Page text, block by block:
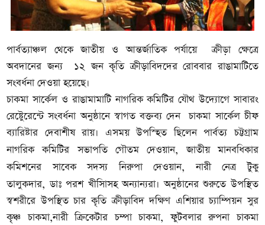
পার্বত্যাঞ্চল থেকে জাতীয় ও আন্তর্জাতিক পর্যায়ে ক্রীড়া ক্ষেত্রে
অবদানের জন্য ১২ জন কৃতি ক্রীড়াবিদদের রোববার রাঙামাটিতে
সংবর্ধনা দেওয়া হয়েছে।
চাকমা সার্কেল ও রাঙামামাটি নাগরিক কমিটির যৌথ উদ্যোগে সাবারং
রেষ্টুেরেন্টে সংবর্ধনা অনুষ্ঠানে স্বাগত বক্তব্য দেন চাকমা সার্কেল চীফ
ব্যারিষ্টার দেবাশীষ রায়। এসময় উপস্হিত ছিলেন পার্বত্য চট্টগ্রাম
নাগরিক কমিটির সভাপতি গৌতম দেওয়ান,জাতীয় মানবধিকার
কমিশনের সাবেক সদস্য নিরুপা দেওয়ান, নারী নেত্র টুকু
তালুকদার,ডাঃ পরশ খীসিাসহ অন্যান্যরা। অনুষ্ঠানের শুরুতে উপস্থিত
স্বশরীরে উপস্থিত চার কৃতি ক্রীড়াবিদদক্ষিণ এশিয়ার চ্যাম্পিয়ন সুর
কৃঞ্চ চাকমা,নারী ক্রিকেটার চম্পা চাকমা, ফুটবলার রুপনা চাকমা